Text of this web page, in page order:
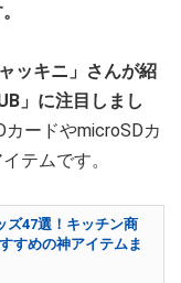
ッキニ」さんが紹
」に注目しまし
ードやmicroSDカ
テムです。
ズ47選！キッチン商
すめの神アイテムま